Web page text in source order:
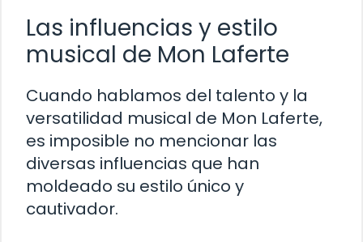
Las influencias y estilo
musical de Mon Laferte
Cuando hablamos del talento y la
versatilidad musical de Mon Laferte,
es imposible no mencionar las
diversas influencias que han
moldeado su estilo único y
cautivador.